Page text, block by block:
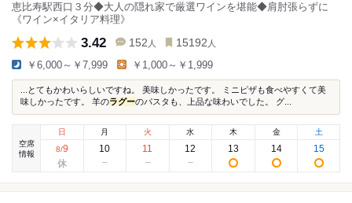
恵比寿駅西口３分◆大人の隠れ家で厳選ワインを堪能◆肩肘張らずに
《ワイン×イタリア料理》
3.42 152 人 15192 人
￥6,000～￥7,999 ￥1,000～￥1,999
...とてもかわいらしいですね。 美味しかったです。 ミニピザも食べやすくて美
味しかったです。 羊のラグーのパスタも、上品な味わいでした。 グ...
空席
情報
日
8/9
月
10
火
11
水
12
木
13
金
14
土
15